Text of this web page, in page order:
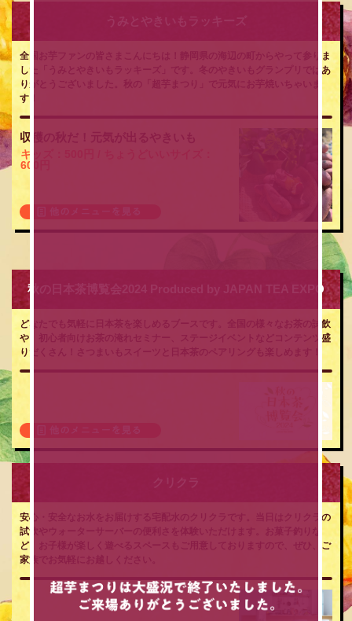
うみとやきいもラッキーズ
全国お芋ファンの皆さまこんにちは！静岡県の海辺の町からやって参りま
した「うみとやきいもラッキーズ」です。冬のやきいもグランプリではあ
りがとうございました。秋の「超芋まつり」で元気にお芋焼いちゃいま
す！
収穫の秋だ！元気が出るやきいも
キッズ：500円 / ちょうどいいサイズ：
600円
秋の日本茶博覧会2024 Produced by JAPAN TEA EXPO
どなたでも気軽に日本茶を楽しめるブースです。全国の様々なお茶の試飲
や、初心者向けお茶の淹れセミナー、ステージイベントなどコンテンツ盛
りだくさん！さつまいもスイーツと日本茶のペアリングも楽しめます！
クリクラ
安心・安全なお水をお届けする宅配水のクリクラです。当日はクリクラの
試飲やウォーターサーバーの便利さを体験いただけます。お菓子釣りな
ど、お子様が楽しく遊べるスペースもご用意しておりますので、ぜひ、ご
家族でお気軽にお越しください。